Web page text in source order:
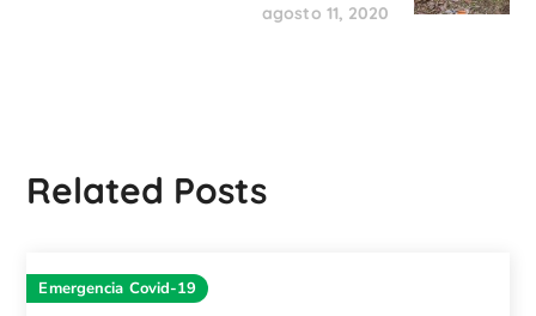
agosto 11, 2020
Related Posts
Emergencia Covid-19